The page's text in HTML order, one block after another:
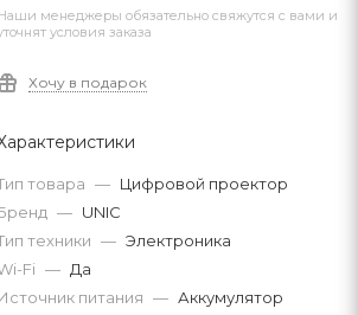
менеджеры обязательно свяжутся с вами и
условия заказа
Хочу в подарок
товара — Цифровой проектор
— UNIC
техники — Электроника
Fi — Да
питания — Аккумулятор